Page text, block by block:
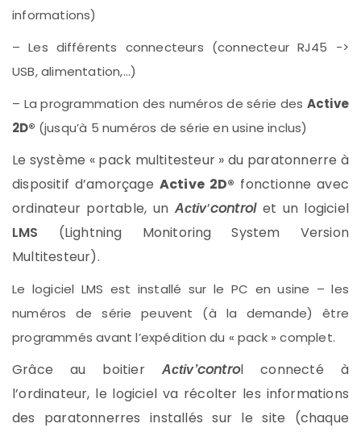
informations)
– Les différents connecteurs (connecteur RJ45 ->
USB, alimentation,…)
– La programmation des numéros de série des Active
2D® (jusqu’à 5 numéros de série en usine inclus)
Le système « pack multitesteur » du paratonnerre à
dispositif d’amorçage Active 2D® fonctionne avec
ordinateur portable, un Activ’controlet un logiciel
LMS (Lightning Monitoring System Version
Multitesteur).
Le logiciel LMS est installé sur le PC en usine – les
numéros de série peuvent (à la demande) être
programmés avant l’expédition du « pack » complet.
Grâce au boitier Activ’control connecté à
l’ordinateur, le logiciel va récolter les informations
des paratonnerres installés sur le site (chaque